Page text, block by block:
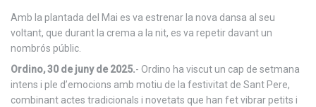
Amb la plantada del Mai es va estrenar la nova dansa al seu
voltant, que durant la crema a la nit, es va repetir davant un
nombrós públic.
Ordino, 30 de juny de 2025.- Ordino ha viscut un cap de setmana
intens i ple d’emocions amb motiu de la festivitat de Sant Pere,
combinant actes tradicionals i novetats que han fet vibrar petits i